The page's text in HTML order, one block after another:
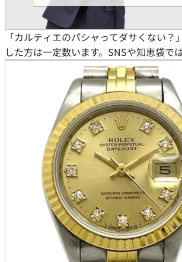
「カルティエのパシャってダサくない？
した方は一定数います。SNSや知恵袋で
ーンが派手すぎる」「カルティエらしく
見つかります。 結論から言うと、カルティエ パシャは「ダ
サい時計」ではありません。「ダサい」
リューズカバーのチェーンやアラビア数
ど、一般的な高級時計とは異なるデザイ
まれています。